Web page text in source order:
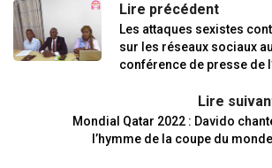
Lire précédent
Les attaques sexistes
sur les réseaux sociaux
conférence de presse de
Lire
Mondial Qatar 2022 : Davido
l’hymme de la coupe du